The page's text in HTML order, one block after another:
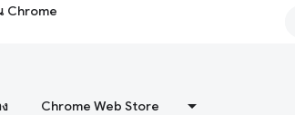
Chrome
Chrome Web Store